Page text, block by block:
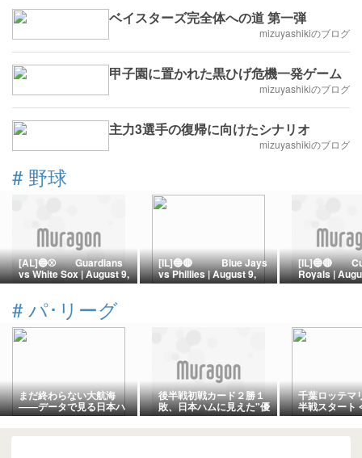
ベイスターズ完全体への道 第一弾
mizuyashikiのブログ
甲子園に置かれた黒ひげ危機一発ゲーム
mizuyashikiのブログ
主力3選手の復帰に向けたシナリオ
mizuyashikiのブログ
# 野球
[AL]🔵⚾ Guardians
vs White Sox | August 9,
2026 | Guaranteed Rate
Ignites the Fire! White
Sox Erase Deficit in a 5-
Run 6th Inning
Avalanche
[IL]🔵🔴 Blue Jays
vs Phillies | August 9,
2026 | Citizens Bank
[IL]🔵🔴
Royals |
| Kauffman
Defend
Stadium
# パ･リーグ
まだ終わらない大航海
――データで見る日本ハ
ム"逆転V"への５つの根
拠
後半戦初戦カード２勝１
敗、日本ハムに見えた"優
勝への光" 有原航平・達
孝太が同時復活
千葉ロッテマ
半戦スタート
誰がやっても
ことは変わり
た